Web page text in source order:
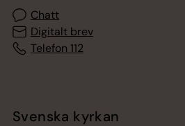
Chatt
Digitalt brev
Telefon 112
Svenska kyrkan